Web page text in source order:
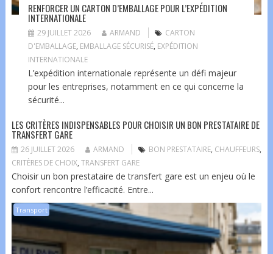
RENFORCER UN CARTON D’EMBALLAGE POUR L’EXPÉDITION
INTERNATIONALE
29 JUILLET 2026 ARMAND
CARTON
D'EMBALLAGE, EMBALLAGE SÉCURISÉ, EXPÉDITION
INTERNATIONALE
L’expédition internationale représente un défi majeur
pour les entreprises, notamment en ce qui concerne la
sécurité...
LES CRITÈRES INDISPENSABLES POUR CHOISIR UN BON PRESTATAIRE DE
TRANSFERT GARE
26 JUILLET 2026 ARMAND BON PRESTATAIRE, CHAUFFEURS,
CRITÈRES DE CHOIX, TRANSFERT GARE
Choisir un bon prestataire de transfert gare est un enjeu où le
confort rencontre l’efficacité. Entre...
Transport